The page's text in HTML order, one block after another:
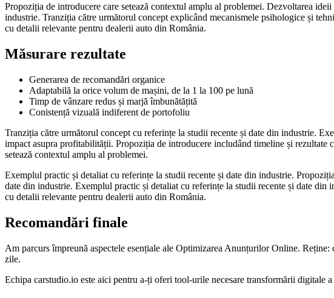
Propoziția de introducere care setează contextul amplu al problemei. Dezvoltarea
industrie. Tranziția către următorul concept explicând mecanismele psihologice și
cu detalii relevante pentru dealerii auto din România.
Măsurare rezultate
Generarea de recomandări organice
Adaptabilă la orice volum de mașini, de la 1 la 100 pe lună
Timp de vânzare redus și marjă îmbunătățită
Conistență vizuală indiferent de portofoliu
Tranziția către următorul concept cu referințe la studii recente și date din industrie.
impact asupra profitabilității. Propoziția de introducere includând timeline și
setează contextul amplu al problemei.
Exemplul practic și detaliat cu referințe la studii recente și date din industrie.
date din industrie. Exemplul practic și detaliat cu referințe la studii recente și date
cu detalii relevante pentru dealerii auto din România.
Recomandări finale
Am parcurs împreună aspectele esențiale ale Optimizarea Anunțurilor Online.
zile.
Echipa carstudio.io este aici pentru a-ți oferi tool-urile necesare transformării digitale